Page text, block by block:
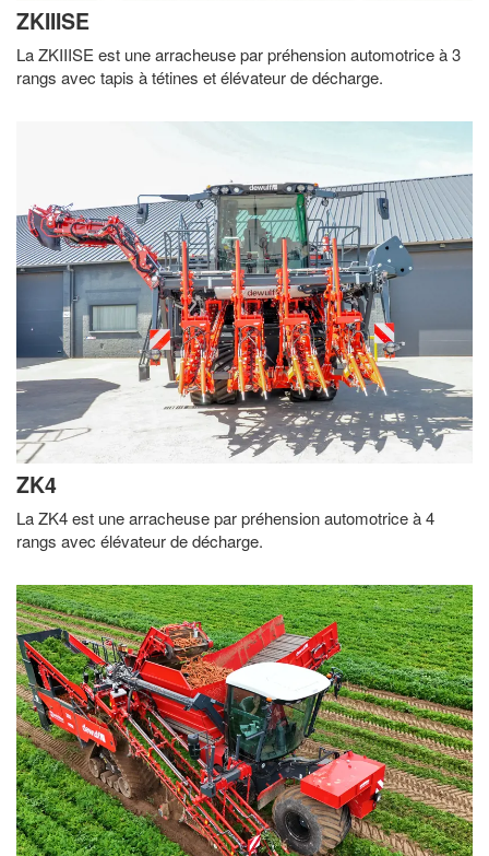
ZKIIISE
La ZKIIISE est une arracheuse par préhension automotrice à 3
rangs avec tapis à tétines et élévateur de décharge.
ZK4
La ZK4 est une arracheuse par préhension automotrice à 4
rangs avec élévateur de décharge.